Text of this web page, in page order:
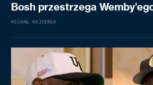
Bosh przestrzega
MICHAŁ KAJZEREK